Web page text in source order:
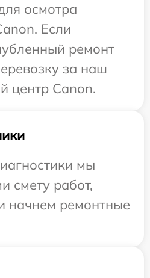
осмотра
Если
ремонт
за наш
центр Canon.
мы
смету работ,
начнем ремонтные